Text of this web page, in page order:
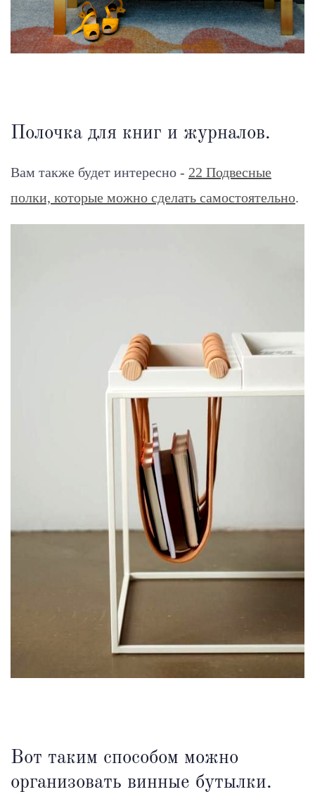
Полочка для книг и журналов.
Вам также будет интересно - 22 Подвесные
полки, которые можно сделать самостоятельно.
Вот таким способом можно
организовать винные бутылки.